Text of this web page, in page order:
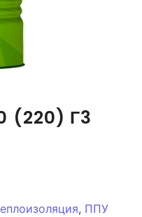
(220) Г3
, ППУ